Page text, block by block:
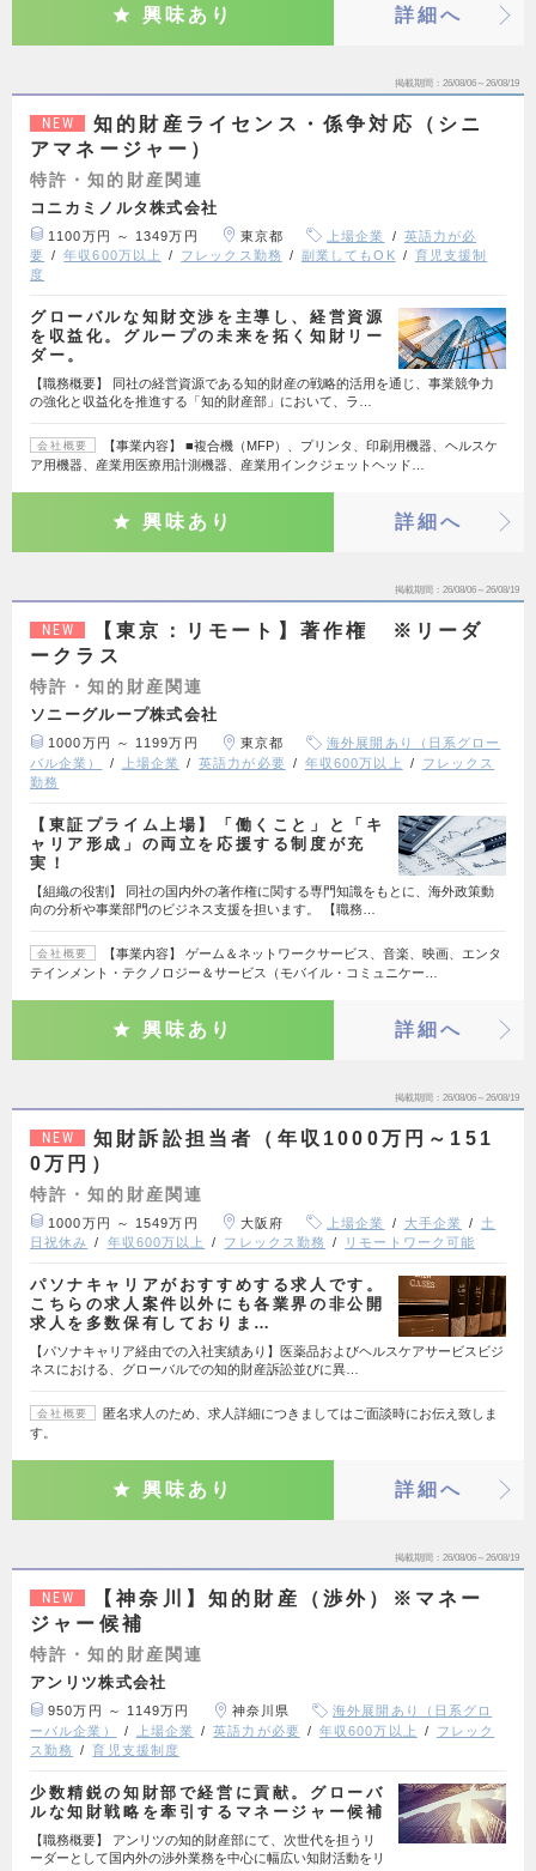
興味あり 詳細へ
掲載期間 26/08/06～26/08/19
NEW
知的財産ライセンス・係争対応（シニ
アマネージャー）
特許・知的財産関連
コニカミノルタ株式会社
1100万円 ～ 1349万円 東京都 上場企業
英語力が必
要
年収600万以上 フレックス勤務 副業してもOK
育児支援制
度
グローバルな知財交渉を主導し、経営資源
を収益化。グループの未来を拓く知財リー
ダー。
【職務概要】 同社の経営資源である知的財産の戦略的活用を通じ、事業競争力
の強化と収益化を推進する「知的財産部」において、ラ…
会社概要
【事業内容】 ■複合機（MFP）、プリンタ、印刷用機器、ヘルスケ
ア用機器、産業用医療用計測機器、産業用インクジェットヘッド…
興味あり 詳細へ
掲載期間 26/08/06～26/08/19
NEW
【東京：リモート】著作権 ※リーダ
ークラス
特許・知的財産関連
ソニーグループ株式会社
1000万円 ～ 1199万円 東京都
海外展開あり（日系グロー
バル企業）
上場企業 英語力が必要 年収600万以上
フレックス
勤務
【東証プライム上場】「働くこと」と「キ
ャリア形成」の両立を応援する制度が充
実！
【組織の役割】 同社の国内外の著作権に関する専門知識をもとに、海外政策動
向の分析や事業部門のビジネス支援を担います。 【職務…
会社概要
【事業内容】 ゲーム＆ネットワークサービス、音楽、映画、エンタ
テインメント・テクノロジー＆サービス（モバイル・コミュニケー…
興味あり 詳細へ
掲載期間 26/08/06～26/08/19
NEW
知財訴訟担当者（年収1000万円～151
0万円）
特許・知的財産関連
1000万円 ～ 1549万円 大阪府 上場企業 大手企業
土
日祝休み
年収600万以上 フレックス勤務 リモートワーク可能
パソナキャリアがおすすめする求人です。
こちらの求人案件以外にも各業界の非公開
求人を多数保有しておりま…
【パソナキャリア経由での入社実績あり】医薬品およびヘルスケアサービスビジ
ネスにおける、グローバルでの知的財産訴訟並びに異…
会社概要
匿名求人のため、求人詳細につきましてはご面談時にお伝え致しま
す。
興味あり 詳細へ
掲載期間 26/08/06～26/08/19
NEW
【神奈川】知的財産（渉外）※マネー
ジャー候補
特許・知的財産関連
アンリツ株式会社
950万円 ～ 1149万円 神奈川県
海外展開あり（日系グロ
ーバル企業）
上場企業 英語力が必要 年収600万以上
フレック
ス勤務
育児支援制度
少数精鋭の知財部で経営に貢献。グローバ
ルな知財戦略を牽引するマネージャー候補
【職務概要】 アンリツの知的財産部にて、次世代を担うリ
ーダーとして国内外の渉外業務を中心に幅広い知財活動をリ